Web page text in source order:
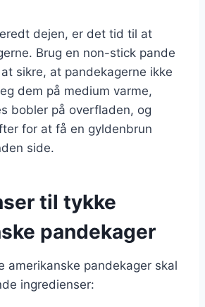
dejen, er det tid til at
Brug en non-stick pande
sikre, at pandekagerne ikke
dem på medium varme,
bobler på overfladen, og
for at få en gyldenbrun
side.
til tykke
pandekager
amerikanske pandekager skal
ingredienser: